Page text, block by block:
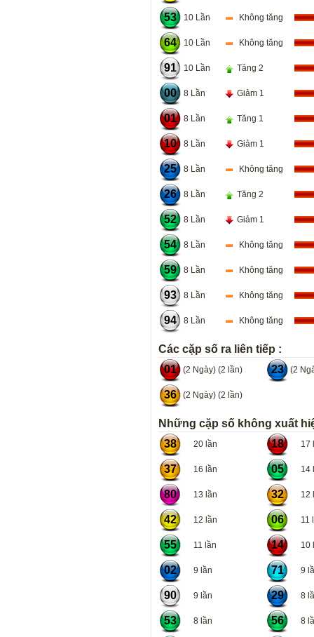
53 10 Lần Không tăng
64 10 Lần Không tăng
91 10 Lần Tăng 2
00 8 Lần Giảm 1
01 8 Lần Tăng 1
10 8 Lần Giảm 1
25 8 Lần Không tăng
26 8 Lần Tăng 2
52 8 Lần Giảm 1
54 8 Lần Không tăng
59 8 Lần Không tăng
93 8 Lần Không tăng
94 8 Lần Không tăng
Các cặp số ra liên tiếp :
01
(2 Ngày) (2 lần) 23 (2
36 (2 Ngày) (2 lần)
Những cặp số không xuất
38
20 lần 18 17
37 16 lần 05 14
80 13 lần 32 12
42 12 lần 06 11
55 11 lần 14 10
02 9 lần 71 9
90 9 lần 29 8
53 8 lần 56 8